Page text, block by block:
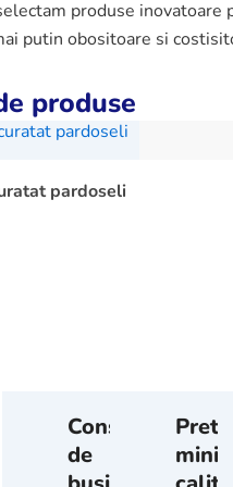
produse
putin obositoare si
produse
pardoseli
Consultanta
de
Preturi